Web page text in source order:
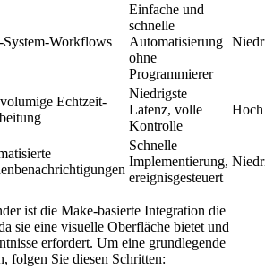
Workflows
Einfache und
schnelle
Automatisierung
ohne
Programmierer
Echtzeit-
Niedrigste
Latenz, volle
Kontrolle
Hoch
Schnelle
Implementierung,
ereignisgesteuert
ist die Make-basierte Integration die
sie eine visuelle Oberfläche bietet und
erfordert. Um eine grundlegende
folgen Sie diesen Schritten: